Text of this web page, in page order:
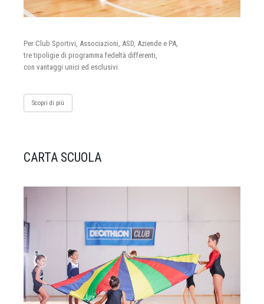
Per Club Sportivi, Associazioni, ASD, Aziende e PA,
tre tipoligie di programma fedeltà differenti,
con vantaggi unici ed esclusivi.
Scopri di più
CARTA SCUOLA